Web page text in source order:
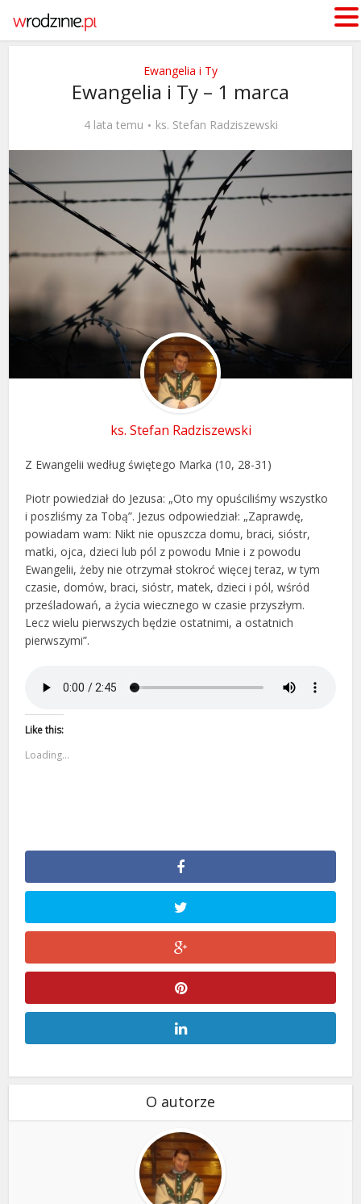
Ewangelia i Ty
Ewangelia i Ty – 1 marca
4 lata temu ks. Stefan Radziszewski
ks. Stefan Radziszewski
Z Ewangelii według świętego Marka (10, 28-31)
Piotr powiedział do Jezusa: „Oto my opuściliśmy wszystko
i poszliśmy za Tobą”. Jezus odpowiedział: „Zaprawdę,
powiadam wam: Nikt nie opuszcza domu, braci, sióstr,
matki, ojca, dzieci lub pól z powodu Mnie i z powodu
Ewangelii, żeby nie otrzymał stokroć więcej teraz, w tym
czasie, domów, braci, sióstr, matek, dzieci i pól, wśród
prześladowań, a życia wiecznego w czasie przyszłym.
Lecz wielu pierwszych będzie ostatnimi, a ostatnich
pierwszymi”.
Like this:
Loading...
O autorze